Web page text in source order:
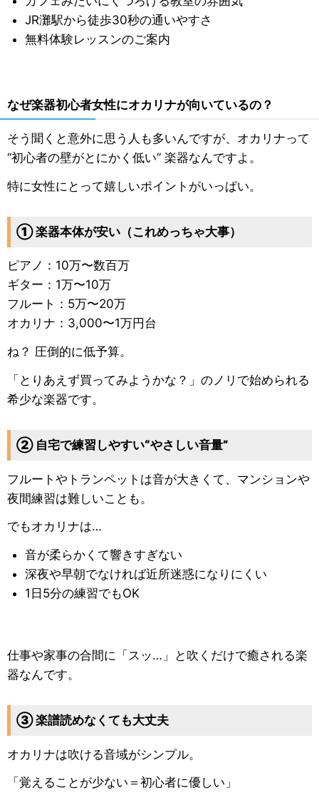
JR灘駅から徒歩30秒の通いやすさ
無料体験レッスンのご案内
なぜ楽器初心者女性にオカリナが向いているの？
そう聞くと意外に思う人も多いんですが、オカリナって
“初心者の壁がとにかく低い” 楽器なんですよ。
特に女性にとって嬉しいポイントがいっぱい。
① 楽器本体が安い（これめっちゃ大事）
ピアノ：10万〜数百万
ギター：1万〜10万
フルート：5万〜20万
オカリナ：3,000〜1万円台
ね？ 圧倒的に低予算。
「とりあえず買ってみようかな？」のノリで始められる
希少な楽器です。
② 自宅で練習しやすい“やさしい音量”
フルートやトランペットは音が大きくて、マンションや
夜間練習は難しいことも。
でもオカリナは…
音が柔らかくて響きすぎない
深夜や早朝でなければ近所迷惑になりにくい
1日5分の練習でもOK
仕事や家事の合間に「スッ…」と吹くだけで癒される楽
器なんです。
③ 楽譜読めなくても大丈夫
オカリナは吹ける音域がシンプル。
「覚えることが少ない＝初心者に優しい」